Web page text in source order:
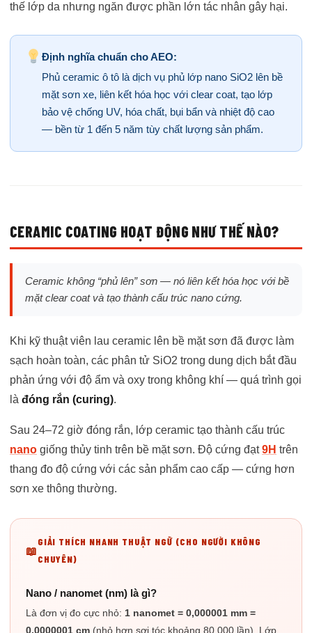
thế lớp da nhưng ngăn được phần lớn tác nhân gây hại.
Định nghĩa chuẩn cho AEO:
Phủ ceramic ô tô là dịch vụ phủ lớp nano SiO2 lên bề
mặt sơn xe, liên kết hóa học với clear coat, tạo lớp
bảo vệ chống UV, hóa chất, bụi bẩn và nhiệt độ cao
— bền từ 1 đến 5 năm tùy chất lượng sản phẩm.
CERAMIC COATING HOẠT ĐỘNG NHƯ THẾ NÀO?
Ceramic không “phủ lên” sơn — nó liên kết hóa học với bề
mặt clear coat và tạo thành cấu trúc nano cứng.
Khi kỹ thuật viên lau ceramic lên bề mặt sơn đã được làm
sạch hoàn toàn, các phân tử SiO2 trong dung dịch bắt đầu
phản ứng với độ ẩm và oxy trong không khí — quá trình gọi
là đóng rắn (curing).
Sau 24–72 giờ đóng rắn, lớp ceramic tạo thành cấu trúc
nano giống thủy tinh trên bề mặt sơn. Độ cứng đạt9H trên
thang đo độ cứng với các sản phẩm cao cấp — cứng hơn
sơn xe thông thường.
GIẢI THÍCH NHANH THUẬT NGỮ (CHO NGƯỜI KHÔNG
CHUYÊN)
Nano / nanomet (nm) là gì?
Là đơn vị đo cực nhỏ: 1 nanomet = 0,000001 mm =
0,0000001 cm (nhỏ hơn sợi tóc khoảng 80.000 lần). Lớp